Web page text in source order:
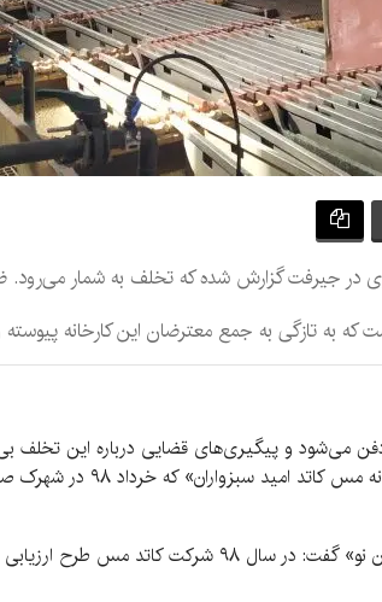
در جیرفت گزارش شده که تخلف به شمار می‌رود.
که به تازگی به جمع معترضان این کارخانه
می‌شود و پیگیری‌های قضایی درباره این
مدیرکل صمت جنوب درباره مجوز داشتن کاتد مس به